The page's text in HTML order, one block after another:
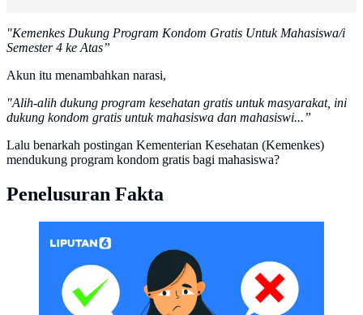
"Kemenkes Dukung Program Kondom Gratis Untuk Mahasiswa/i
Semester 4 ke Atas”
Akun itu menambahkan narasi,
"Alih-alih dukung program kesehatan gratis untuk masyarakat, ini
dukung kondom gratis untuk mahasiswa dan mahasiswi...”
Lalu benarkah postingan Kementerian Kesehatan (Kemenkes)
mendukung program kondom gratis bagi mahasiswa?
Penelusuran Fakta